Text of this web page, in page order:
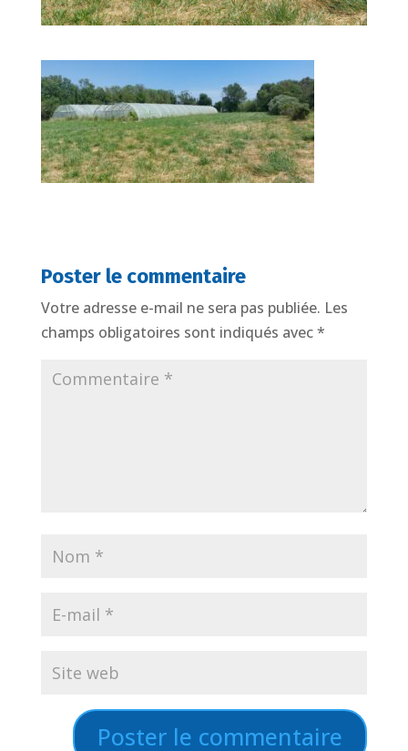
Poster le commentaire
Votre adresse e-mail ne sera pas publiée. Les
champs obligatoires sont indiqués avec*